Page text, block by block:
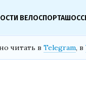
ВЕЛОСПОРТА
читать в Telegram, в